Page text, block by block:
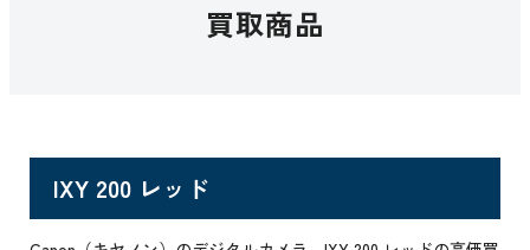
買取商品
IXY 200 レッド